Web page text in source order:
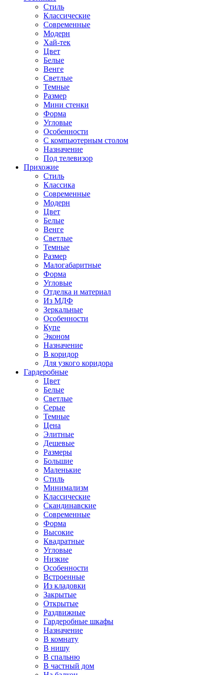
Стиль
Классические
Современные
Модерн
Хай-тек
Цвет
Белые
Венге
Светлые
Темные
Размер
Мини стенки
Форма
Угловые
Особенности
С компьютерным столом
Назначение
Под телевизор
Прихожие
Стиль
Классика
Современные
Модерн
Цвет
Белые
Венге
Светлые
Темные
Размер
Малогабаритные
Форма
Угловые
Отделка и материал
Из МДФ
Зеркальные
Особенности
Купе
Эконом
Назначение
В коридор
Для узкого коридора
Гардеробные
Цвет
Белые
Светлые
Серые
Темные
Цена
Элитные
Дешевые
Размеры
Большие
Маленькие
Стиль
Минимализм
Классические
Скандинавские
Современные
Форма
Высокие
Квадратные
Угловые
Низкие
Особенности
Встроенные
Из кладовки
Закрытые
Открытые
Раздвижные
Гардеробные шкафы
Назначение
В комнату
В нишу
В спальню
В частный дом